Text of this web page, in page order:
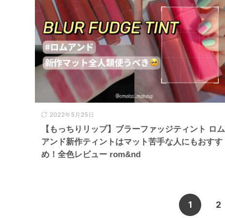
2022年5月25日
【もっちりリップ】ブラーファッジティント ロム
アンド新作ティントはマット苦手な人にもおすす
め！全色レビュー rom&nd
1 2